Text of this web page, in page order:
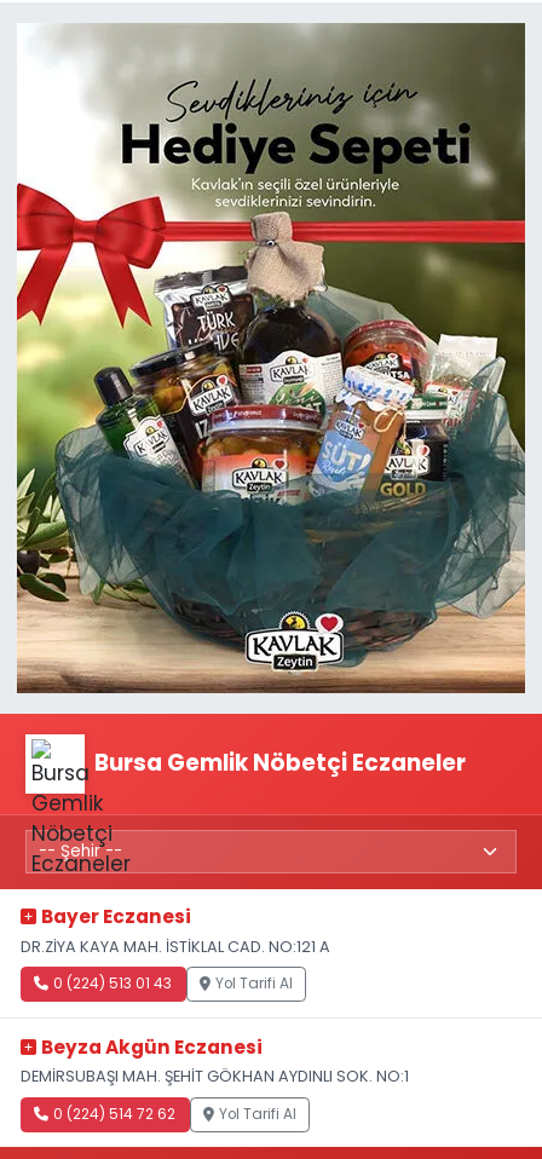
Bursa Gemlik Nöbetçi Eczaneler
Bayer Eczanesi
DR.ZİYA KAYA MAH. İSTİKLAL CAD. NO:121 A
0 (224) 513 01 43 Yol Tarifi Al
Beyza Akgün Eczanesi
DEMİRSUBAŞI MAH. ŞEHİT GÖKHAN AYDINLI SOK. NO:1
0 (224) 514 72 62 Yol Tarifi Al